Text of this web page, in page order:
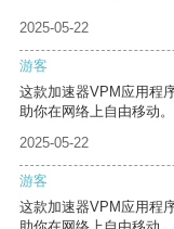
2025-05-22
游客
这款加速器VPM应用程
助你在网络上自由移动。
2025-05-22
游客
这款加速器VPM应用程